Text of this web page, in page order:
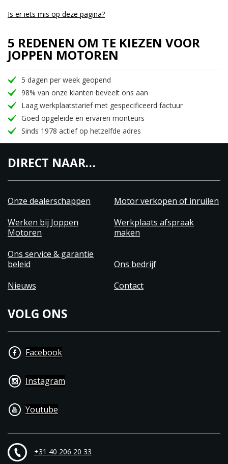
Is er iets mis op deze pagina?
5 REDENEN OM TE KIEZEN VOOR
JOPPEN MOTOREN
5 dagen per week geopend
98% van onze klanten beveelt ons aan
Laag werkplaatstarief met gespecificeerd factuur
Goed opgeleide en ervaren monteurs
Sinds 1978 actief op hetzelfde adres
DIRECT NAAR…
Onze dealerschappen
Motor verkopen of inruilen
Werken bij Joppen
Motoren
Werkplaats afspraak
maken
Ons service & garantie
beleid
Ons bedrijf
Nieuws
Contact
VOLG ONS
Facebook
Instagram
Youtube
+31 40 206 20 33